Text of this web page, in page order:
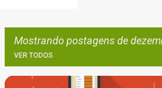
Mostrando postagens de
VER TODOS